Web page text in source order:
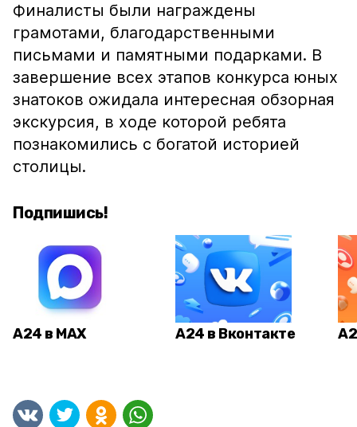
Финалисты были награждены
грамотами, благодарственными
письмами и памятными подарками. В
завершение всех этапов конкурса юных
знатоков ожидала интересная обзорная
экскурсия, в ходе которой ребята
познакомились с богатой историей
столицы.
Подпишись!
А24 в MAX А24 в Вконтакте